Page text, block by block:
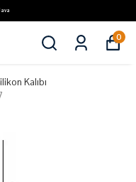
0
Kalıbı